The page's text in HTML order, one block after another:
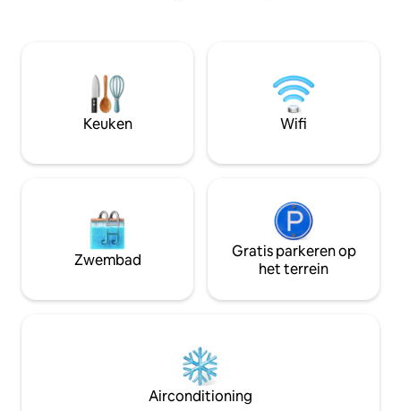
persoonlijke boot te parkeren of je
geluk te beproeven bij het vangen van
krabben. Mijn hoop is om van deze plek
een thuis weg van huis te maken.
Center en vele
het centrum.
bij Texas State
Lexington, Texas
Keuken Wifi
Zwembad
Gratis parkeren op
het terrein
Airconditioning